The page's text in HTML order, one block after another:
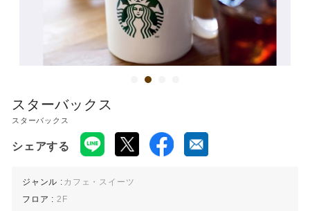
スターバックス
スターバックス
シェアする
ジャンル : カフェ・スイーツ
フロア : 2F